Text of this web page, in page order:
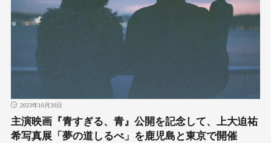
2023年10月20日
主演映画『⻘すぎる、⻘』公開を記念して、上⼤迫祐
希写真展「夢の道しるべ」を⿅児島と東京で開催